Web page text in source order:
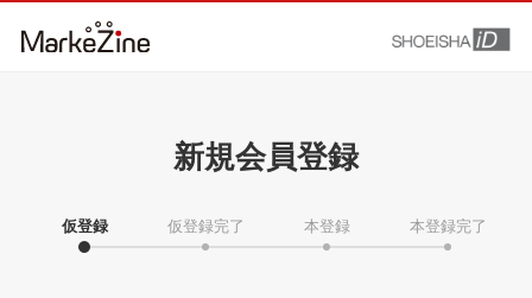
新規会員登録
仮登録 仮登録完了 本登録 本登録完了